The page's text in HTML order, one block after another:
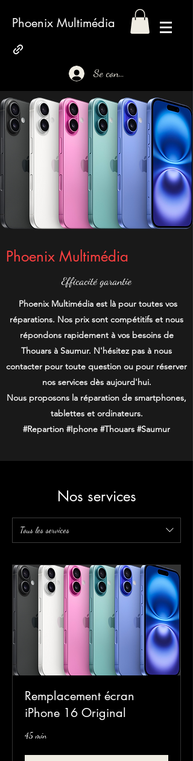
Phoenix Multimédia
Se connecter
Phoenix Multimédia
Efficacité garantie
Phoenix Multimédia est là pour toutes vos
réparations. Nos prix sont compétitifs et nous
répondons rapidement à vos besoins de
Thouars à Saumur. N'hésitez pas à nous
contacter pour toute question ou pour réserver
nos services dès aujourd'hui.
Nous proposons la réparation de smartphones,
tablettes et ordinateurs.
#Repartion #Iphone #Thouars #Saumur
Nos services
Tous les services
Remplacement écran
iPhone 16 Original
45 min